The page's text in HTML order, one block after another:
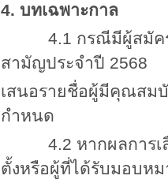
4. บทเฉพาะกาล
4.1 กรณีมีผู้สมัครรั
สามัญประจำปี 2568
เสนอรายชื่อผู้มีคุณสม
กำหนด
4.2 หากผลการเลือ
ตั้งหรือผู้ที่ได้รับมอบห